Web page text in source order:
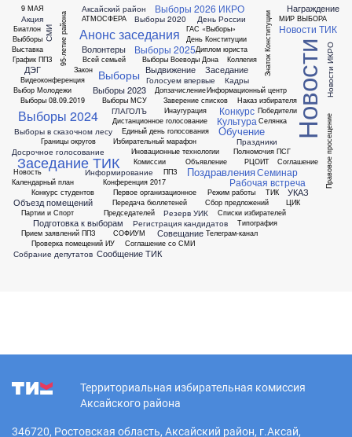
9 МАЯ
95-летие района АТМОСФЕРА
Аксайский район
Акция
Анонс заседания
Биатлон
Видеоконференция
Волонтеры
Всей семьей
Выбборы
Выбор Молодежи
Выборы
Выборы 08.09.2019
Выборы 2020
Выборы 2023
Выборы 2024
Выборы 2025
Выборы 2026
Выборы Воеводы Дона
Выборы МСУ
Выборы в сказочном лесу
Выдвижение
Выставка
ГАС «Выборы»
ГЛАГОЛЪ
Голосуем впервые
Границы округов
График ППЗ
ДЭГ
День Конституции
День России
Диплом юриста
Дистанционное голосование
Допзачисление
Досрочное голосование
Единый день голосования
Заверение списков
Закон Заседание
Заседание ТИК
Знаток Конституции
ИКРО
Избирательный марафон
Инаугурация
Иновационные технологии
Информационный центр
Информирование
Кадры
Календарный план
Коллегия
Комиссии
Конкурс
Конкурс студентов
Конференция 2017
Культура
МИР ВЫБОРА
Награждение
Наказ избирателяНовостиНовости ИКРО
Новости ТИК
Новость
Обучение
Объезд помещений
Объявление
ППЗ
Партии и Спорт
Первое организационное
Передача бюллетеней
Победители
Подготовка к выборам
Поздравления
Полномочия ПСГ Правовое просещение
Праздники
Председателей
Прием заявлений ППЗ
Проверка помещений ИУ
РЦОИТ
Рабочая встреча
Регистрация кандидатов
Режим работы
Резерв УИК
СМИ
СОФИУМ
Сбор предложений
Селянка
Семинар
Собрание депутатов
Совещание
Соглашение
Соглашение со СМИ
Сообщение ТИК
Списки избирателей
ТИК
Телеграм-канал
Типография
УКАЗ
ЦИК
Территориальная избирательная комиссия
Аксайского района
346720, Ростовская область, Аксайский район, г.Аксай,